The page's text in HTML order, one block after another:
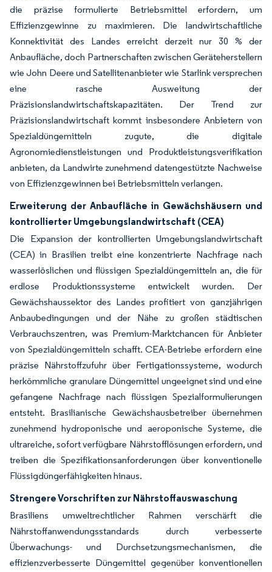
die präzise formulierte Betriebsmittel erfordern, um
Effizienzgewinne zu maximieren. Die landwirtschaftliche
Konnektivität des Landes erreicht derzeit nur 30 % der
Anbaufläche, doch Partnerschaften zwischen Geräteherstellern
wie John Deere und Satellitenanbieter wie Starlink versprechen
eine rasche Ausweitung der
Präzisionslandwirtschaftskapazitäten. Der Trend zur
Präzisionslandwirtschaft kommt insbesondere Anbietern von
Spezialdüngemitteln zugute, die digitale
Agronomiedienstleistungen und Produktleistungsverifikation
anbieten, da Landwirte zunehmend datengestützte Nachweise
von Effizienzgewinnen bei Betriebsmitteln verlangen.
Erweiterung der Anbaufläche in Gewächshäusern und
kontrollierter Umgebungslandwirtschaft (CEA)
Die Expansion der kontrollierten Umgebungslandwirtschaft
(CEA) in Brasilien treibt eine konzentrierte Nachfrage nach
wasserlöslichen und flüssigen Spezialdüngemitteln an, die für
erdlose Produktionssysteme entwickelt wurden. Der
Gewächshaussektor des Landes profitiert von ganzjährigen
Anbaubedingungen und der Nähe zu großen städtischen
Verbrauchszentren, was Premium-Marktchancen für Anbieter
von Spezialdüngemitteln schafft. CEA-Betriebe erfordern eine
präzise Nährstoffzufuhr über Fertigationssysteme, wodurch
herkömmliche granulare Düngemittel ungeeignet sind und eine
gefangene Nachfrage nach flüssigen Spezialformulierungen
entsteht. Brasilianische Gewächshausbetreiber übernehmen
zunehmend hydroponische und aeroponische Systeme, die
ultrareiche, sofort verfügbare Nährstofflösungen erfordern, und
treiben die Spezifikationsanforderungen über konventionelle
Flüssigdüngerfähigkeiten hinaus.
Strengere Vorschriften zur Nährstoffauswaschung
Brasiliens umweltrechtlicher Rahmen verschärft die
Nährstoffanwendungsstandards durch verbesserte
Überwachungs- und Durchsetzungsmechanismen, die
effizienzverbesserte Düngemittel gegenüber konventionellen